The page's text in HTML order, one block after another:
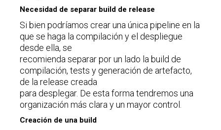
Necesidad de separar build de release
Si bien podríamos crear una única pipeline en la
que se haga la compilación y el despliegue
desde ella, se
recomienda separar por un lado la build de
compilación, tests y generación de artefacto,
de la release creada
para desplegar. De esta forma tendremos una
organización más clara y un mayor control.
Creación de una build